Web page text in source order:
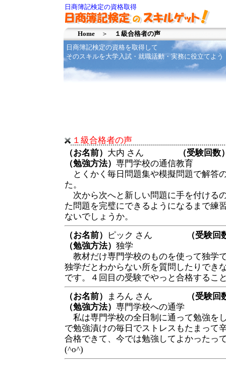
日商簿記検定の資格取得
Home ＞
１級合格者の声
日商簿記検定の資格を取得して
そのスキルを大学入試・就職活動・実務に役立てよう
１級合格者の声
（お名前） 大内 さん
（受験回数
（勉強方法） 専門学校の通信教育
とくかく毎日問題集や模擬問題で解答
た。
次から次へと新しい問題に手を付ける
た問題を完璧にできるようになるまで練
ないでしょうか。
（お名前）
ピック さん
（受験回
（勉強方法） 独学
教材だけ専門学校のものを使って独学
独学だとわからない所を質問したりでき
です。４回目の受験でやっと合格するこ
（お名前）
まろん さん
（受験回
（勉強方法） 専門学校への通学
私は専門学校の全日制に通って勉強を
で勉強漬けの毎日でストレスもたまって
合格できて、今では勉強してよかったっ
(^o^)